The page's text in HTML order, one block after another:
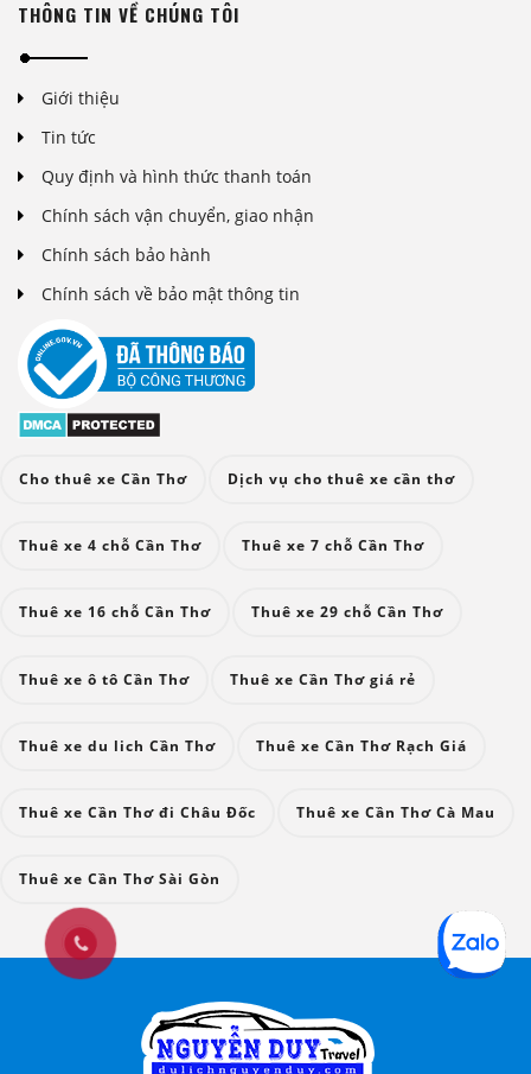
THÔNG TIN VỀ CHÚNG TÔI
Giới thiệu
Tin tức
Quy định và hình thức thanh toán
Chính sách vận chuyển, giao nhận
Chính sách bảo hành
Chính sách về bảo mật thông tin
Cho thuê xe Cần Thơ Dịch vụ cho thuê xe cần thơ
Thuê xe 4 chỗ Cần Thơ Thuê xe 7 chỗ Cần Thơ
Thuê xe 16 chỗ Cần Thơ Thuê xe 29 chỗ Cần Thơ
Thuê xe ô tô Cần Thơ Thuê xe Cần Thơ giá rẻ
Thuê xe du lich Cần Thơ Thuê xe Cần Thơ Rạch Giá
Thuê xe Cần Thơ đi Châu Đốc Thuê xe Cần Thơ Cà Mau
Thuê xe Cần Thơ Sài Gòn